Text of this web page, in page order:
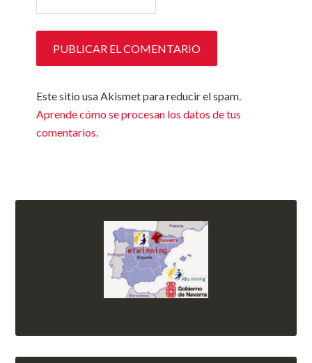
Este sitio usa Akismet para reducir el spam.
Aprende cómo se procesan los datos de tus
comentarios.